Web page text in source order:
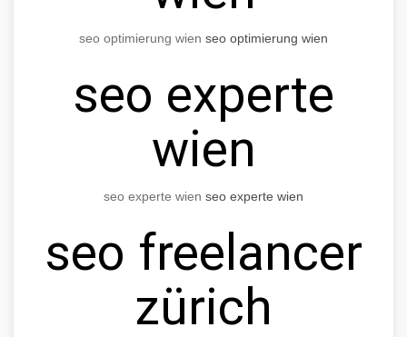
seo optimierung wien seo optimierung wien
seo experte
wien
seo experte wien seo experte wien
seo freelancer
zürich